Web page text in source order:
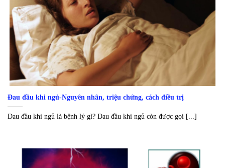
Đau đầu khi ngủ-Nguyên nhân, triệu chứng, cách điều trị
Đau đầu khi ngủ là bệnh lý gì? Đau đầu khi ngủ còn được gọi [...]